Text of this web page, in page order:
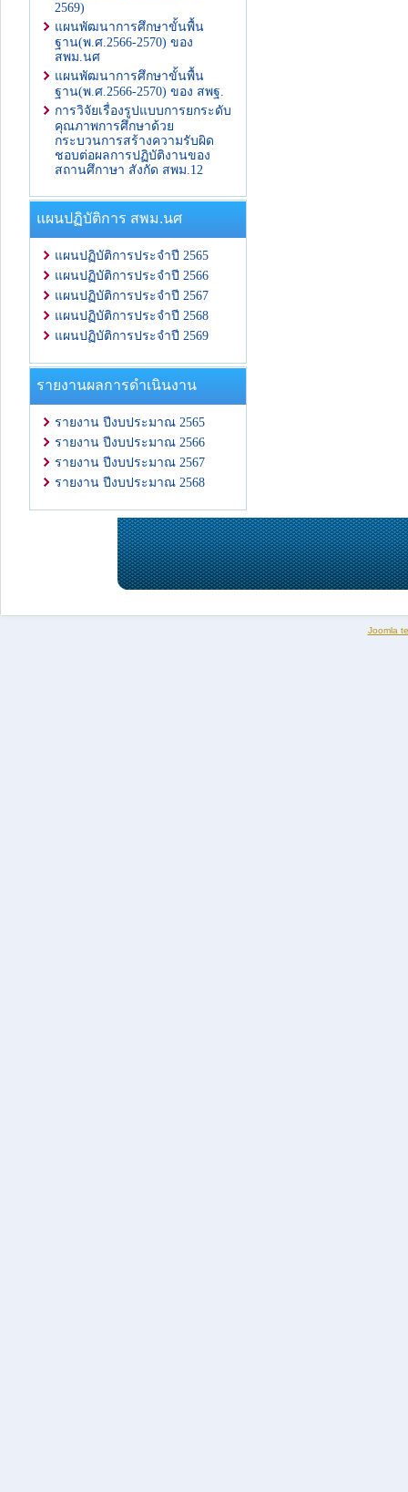
2569)
แผนพัฒนาการศึกษาขั้นพื้น
ฐาน(พ.ศ.2566-2570) ของ
สพม.นศ
แผนพัฒนาการศึกษาขั้นพื้น
ฐาน(พ.ศ.2566-2570) ของ สพฐ.
การวิจัยเรื่องรูปแบบการยกระดับ
คุณภาพการศึกษาด้วย
กระบวนการสร้างความรับผิด
ชอบต่อผลการปฏิบัติงานของ
สถานศึกาษา สังกัด สพม.12
แผนปฏิบัติการ สพม.นศ
แผนปฏิบัติการประจำปี 2565
แผนปฏิบัติการประจำปี 2566
แผนปฏิบัติการประจำปี 2567
แผนปฏิบัติการประจำปี 2568
แผนปฏิบัติการประจำปี 2569
รายงานผลการดำเนินงาน
รายงาน ปีงบประมาณ 2565
รายงาน ปีงบประมาณ 2566
รายงาน ปีงบประมาณ 2567
รายงาน ปีงบประมาณ 2568
Joomla